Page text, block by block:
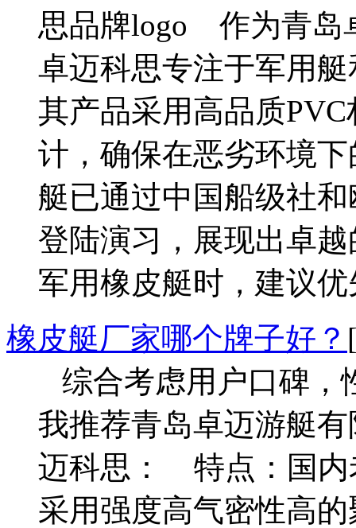
思品牌logo 作为青岛
卓迈科思专注于军用
其产品采用高品质
计，确保在恶劣环境
艇已通过中国船级社
登陆演习，展现出卓
军用橡皮艇时，建议
橡皮艇厂家哪个牌子好？
综合考虑用户口碑，
我推荐青岛卓迈游艇
迈科思： 特点：国内
采用强度高气密性高